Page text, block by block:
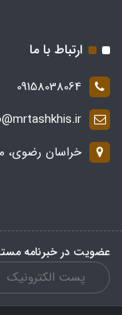
ارتباط با ما
09158038064
خراسان رضوی،
عضویت در خبرنامه